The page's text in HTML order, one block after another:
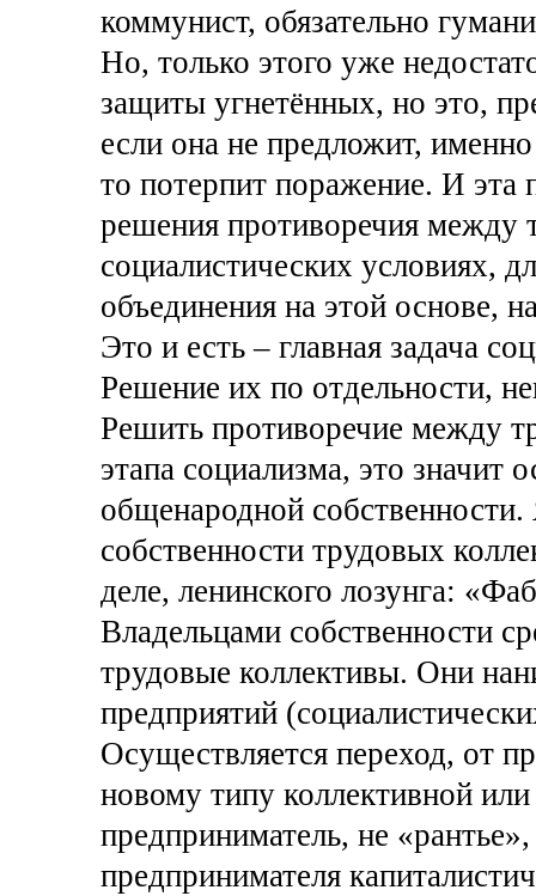
коммунист, обязательно
Но, только этого уже
защиты угнетённых, но это,
если она не предложит,
то потерпит поражение. И эта
решения противоречия между
социалистических условиях,
объединения на этой основе,
Это и есть – главная задача
Решение их по отдельности,
Решить противоречие между
этапа социализма, это значит
общенародной
собственности трудовых
деле, ленинского лозунга:
Владельцами собственности
трудовые коллективы. Они
предприятий
Осуществляется переход, от
новому типу коллективной
предприниматель, не
предпринимателя